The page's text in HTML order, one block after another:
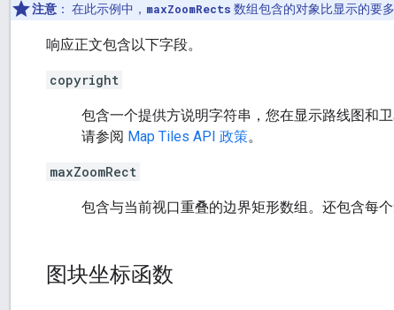
注意 ： 在此示例中， maxZoomRects 数组包含的对象比显示的要多
响应正文包含以下字段。
copyright
包含一个提供方说明字符串，您在显示路线图和
请参阅 Map Tiles API 政策。
maxZoomRect
包含与当前视口重叠的边界矩形数组。还包含每
图块坐标函数